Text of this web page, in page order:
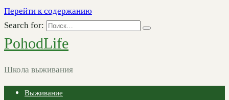
Перейти к содержанию
Search for:
PohodLife
Школа выживания
Выживание